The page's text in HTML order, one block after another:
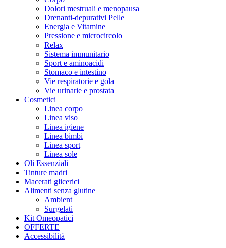
Dolori mestruali e menopausa
Drenanti-depurativi Pelle
Energia e Vitamine
Pressione e microcircolo
Relax
Sistema immunitario
Sport e aminoacidi
Stomaco e intestino
Vie respiratorie e gola
Vie urinarie e prostata
Cosmetici
Linea corpo
Linea viso
Linea igiene
Linea bimbi
Linea sport
Linea sole
Oli Essenziali
Tinture madri
Macerati glicerici
Alimenti senza glutine
Ambient
Surgelati
Kit Omeopatici
OFFERTE
Accessibilità